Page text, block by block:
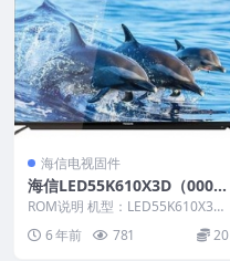
海信电视固件
海信LED55K610X3D（000
0）BOM1官方原厂USB刷机
电视固件包
ROM说明 机型：LED55K610X3D
固件版本：（0000） BOM：1 ...
6 年前 781 20